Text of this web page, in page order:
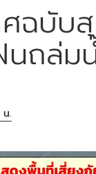
ศฉบับ
ถล่ม
น.